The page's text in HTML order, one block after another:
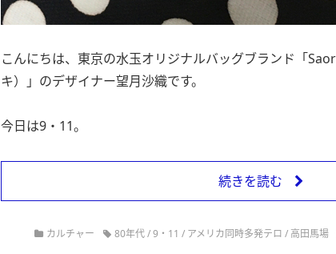
こんにちは、東京の水玉オリジナルバッグブランド「
キ）」のデザイナー望月沙織です。
今日は9・11。
続きを読む
カルチャー 80年代/9・11 / アメリカ同時多発テロ / 高田馬場